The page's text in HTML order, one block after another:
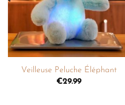
Veilleuse Peluche Éléphant
€29.99